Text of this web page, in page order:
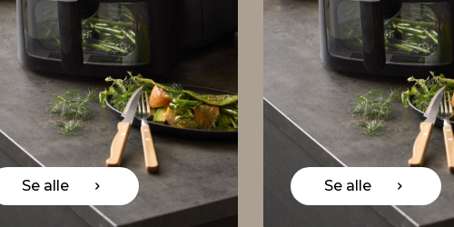
Se alle